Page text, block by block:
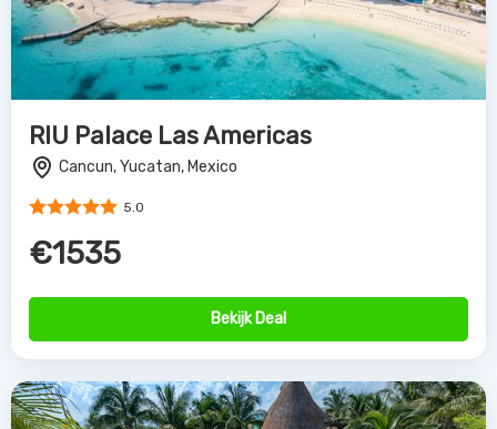
RIU Palace Las Americas
Cancun, Yucatan, Mexico
5.0
€1535
Bekijk Deal